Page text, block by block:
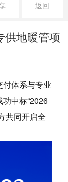
返回
供地暖管项
付体系与专业
中标“2026
共同开启全